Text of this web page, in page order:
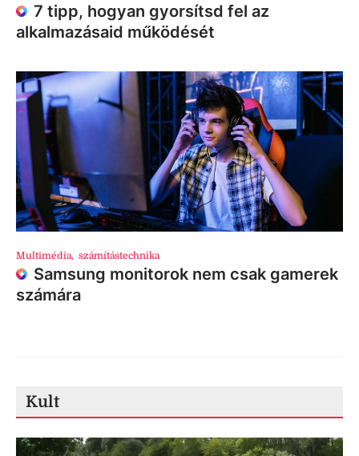
7 tipp, hogyan gyorsítsd fel az
alkalmazásaid működését
Multimédia, számítástechnika
Samsung monitorok nem csak gamerek
számára
Kult